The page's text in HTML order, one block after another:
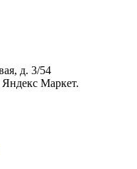
д. 3/54
Яндекс Маркет.